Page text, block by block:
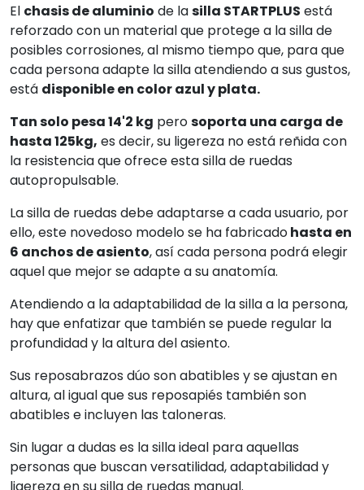
El chasis de aluminio de lasilla STARTPLUS está
reforzado con un material que protege a la silla de
posibles corrosiones, al mismo tiempo que, para que
cada persona adapte la silla atendiendo a sus gustos,
está disponible en color azul y plata.
Tan solo pesa 14'2 kg perosoporta una carga de
hasta 125kg, es decir, su ligereza no está reñida con
la resistencia que ofrece esta silla de ruedas
autopropulsable.
La silla de ruedas debe adaptarse a cada usuario, por
ello, este novedoso modelo se ha fabricadohasta en
6 anchos de asiento, así cada persona podrá elegir
aquel que mejor se adapte a su anatomía.
Atendiendo a la adaptabilidad de la silla a la persona,
hay que enfatizar que también se puede regular la
profundidad y la altura del asiento.
Sus reposabrazos dúo son abatibles y se ajustan en
altura, al igual que sus reposapiés también son
abatibles e incluyen las taloneras.
Sin lugar a dudas es la silla ideal para aquellas
personas que buscan versatilidad, adaptabilidad y
ligereza en su silla de ruedas manual.